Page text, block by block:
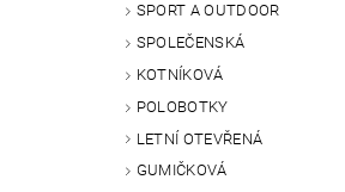
SPORT A OUTDOOR
SPOLEČENSKÁ
KOTNÍKOVÁ
POLOBOTKY
LETNÍ OTEVŘENÁ
GUMIČKOVÁ